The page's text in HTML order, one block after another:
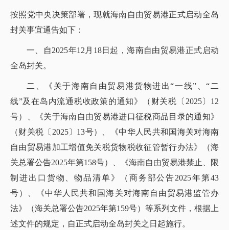
按照党中央决策部署，现就海南自由贸易港正式启动全岛
封关事宜通告如下：
一、自2025年12月18日起，海南自由贸易港正式启动
全岛封关。
二、《关于海南自由贸易港货物进出“一线”、“二
线”及在岛内流通税收政策的通知》（财关税〔2025〕12
号）、《关于海南自由贸易港进口征税商品目录的通知》
（财关税〔2025〕13号）、《中华人民共和国海关对海南
自由贸易港加工增值免关税货物税收征管暂行办法》（海
关总署公告2025年第158号）、《海南自由贸易港禁止、限
制进出口货物、物品清单》（商务部公告2025年第43
号）、《中华人民共和国海关对海南自由贸易港监管办
法》（海关总署公告2025年第159号）等系列文件，根据上
述文件的规定，自正式启动全岛封关之日起施行。